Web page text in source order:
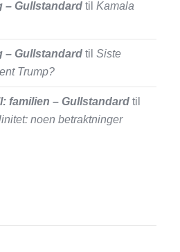
– Gullstandard tilKamala
– Gullstandard tilSiste
Trump?
familien – Gullstandard til
noen betraktninger